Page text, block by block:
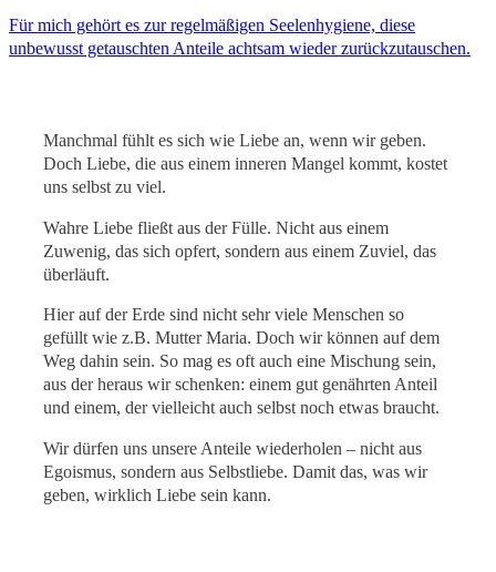
Für mich gehört es zur regelmäßigen Seelenhygiene, diese
unbewusst getauschten Anteile achtsam wieder zurückzutauschen.
Manchmal fühlt es sich wie Liebe an, wenn wir geben.
Doch Liebe, die aus einem inneren Mangel kommt, kostet
uns selbst zu viel.
Wahre Liebe fließt aus der Fülle. Nicht aus einem
Zuwenig, das sich opfert, sondern aus einem Zuviel, das
überläuft.
Hier auf der Erde sind nicht sehr viele Menschen so
gefüllt wie z.B. Mutter Maria. Doch wir können auf dem
Weg dahin sein. So mag es oft auch eine Mischung sein,
aus der heraus wir schenken: einem gut genährten Anteil
und einem, der vielleicht auch selbst noch etwas braucht.
Wir dürfen uns unsere Anteile wiederholen – nicht aus
Egoismus, sondern aus Selbstliebe. Damit das, was wir
geben, wirklich Liebe sein kann.